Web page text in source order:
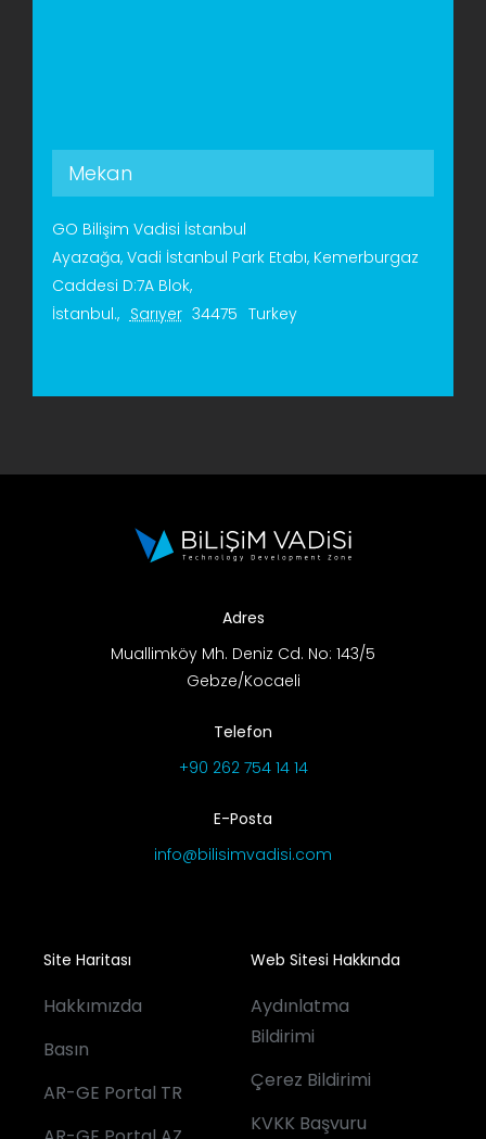
Mekan
GO Bilişim Vadisi İstanbul
Ayazağa, Vadi İstanbul Park Etabı, Kemerburgaz
Caddesi D:7A Blok,
İstanbul., Sarıyer 34475 Turkey
Adres
Muallimköy Mh. Deniz Cd. No: 143/5
Gebze/Kocaeli
Telefon
+90 262 754 14 14
E-Posta
info@bilisimvadisi.com
Site Haritası
Hakkımızda
Basın
AR-GE Portal TR
Web Sitesi Hakkında
Aydınlatma
Bildirimi
Çerez Bildirimi
KVKK Başvuru